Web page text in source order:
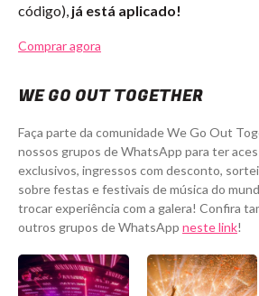
código), já está aplicado!
Comprar agora
WE GO OUT TOGETHER
Faça parte da comunidade We Go Out
nossos grupos de WhatsApp para ter
exclusivos, ingressos com desconto,
sobre festas e festivais de música do
trocar experiência com a galera! Confira
outros grupos de WhatsApp neste link!